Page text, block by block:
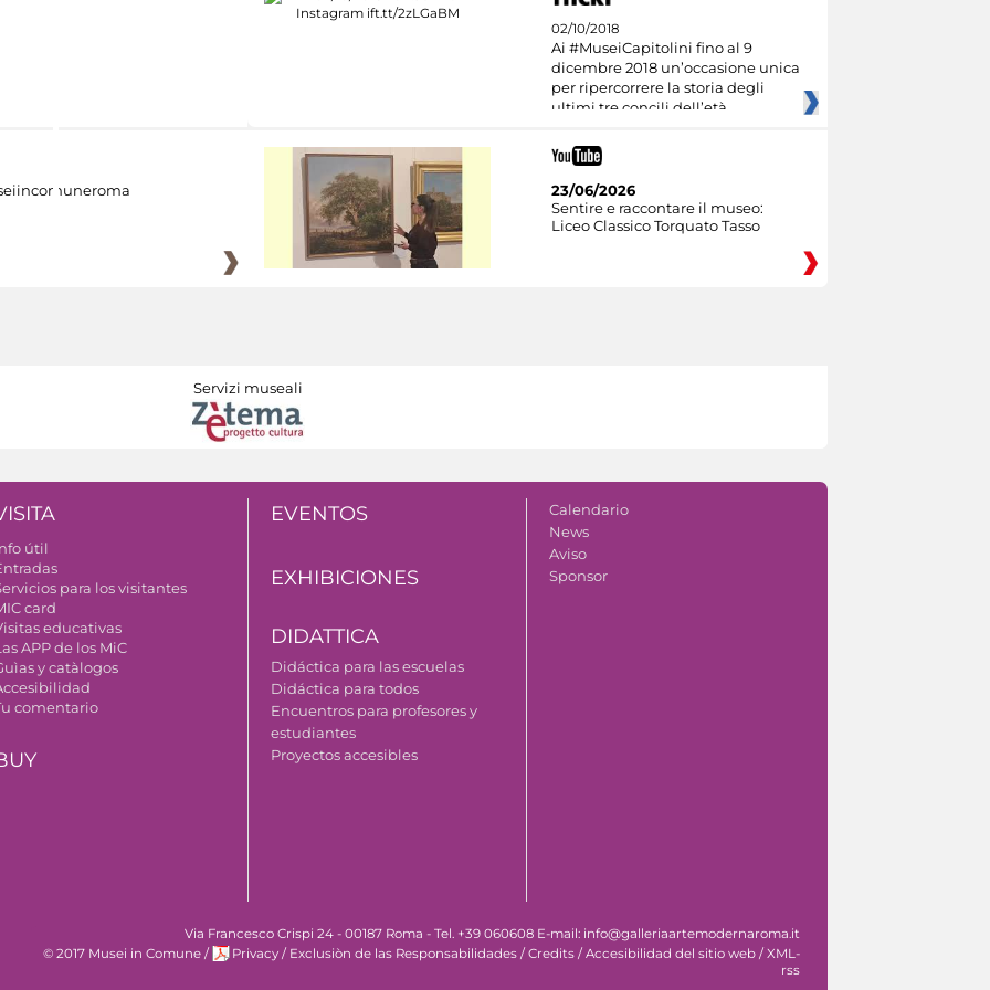
02/10/2018
Ai #MuseiCapitolini fino al 9
dicembre 2018 un’occasione unica
per ripercorrere la storia degli
ultimi tre concili dell’età
23/06/2026
Sentire e raccontare il museo:
Liceo Classico Torquato Tasso
Servizi museali
útil
para los visitantes
card
educativas
APP de los MiC
y catàlogos
comentario
EVENTOS
EXHIBICIONES
DIDATTICA
Didáctica para las escuelas
Didáctica para todos
Encuentros para profesores y
estudiantes
Proyectos accesibles
Calendario
News
Aviso
Sponsor
Via Francesco Crispi 24 - 00187 Roma - Tel. +39 060608 E-mail: info@galleriaartemodernaroma.it
© 2017 Musei in Comune / Privacy / Exclusiòn de las Responsabilidades /Credits /Accesibilidad del sitio web /XML-
rss